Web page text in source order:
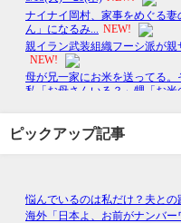
ピックアップ記事